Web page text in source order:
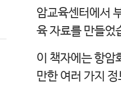
암교육센터에서
육 자료를 만들었
이 책자에는 항암
만한 여러 가지